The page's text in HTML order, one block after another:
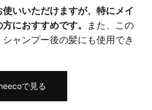
いいただけますが、特にメイ
におすすめです。
また、この
ャンプー後の髪にも使用でき
で見る